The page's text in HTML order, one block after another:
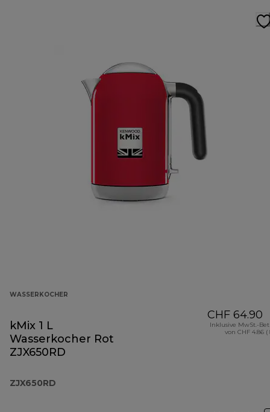
WASSERKOCHER
kMix 1 L
Wasserkocher Rot
ZJX650RD
ZJX650RD
CHF 64.90
Inklusive MwSt.-
von CHF 4.86 (